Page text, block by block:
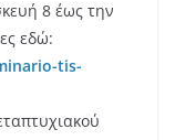
8 έως την
εδώ:
tis-